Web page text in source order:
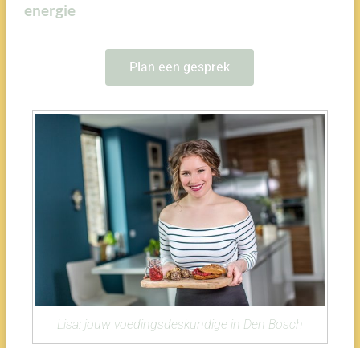
energie
Plan een gesprek
Lisa: jouw voedingsdeskundige in Den Bosch